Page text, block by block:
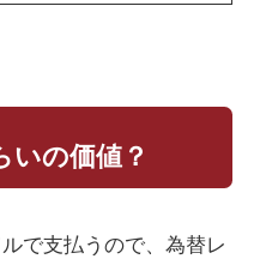
いの価値？
で支払うので、為替レ